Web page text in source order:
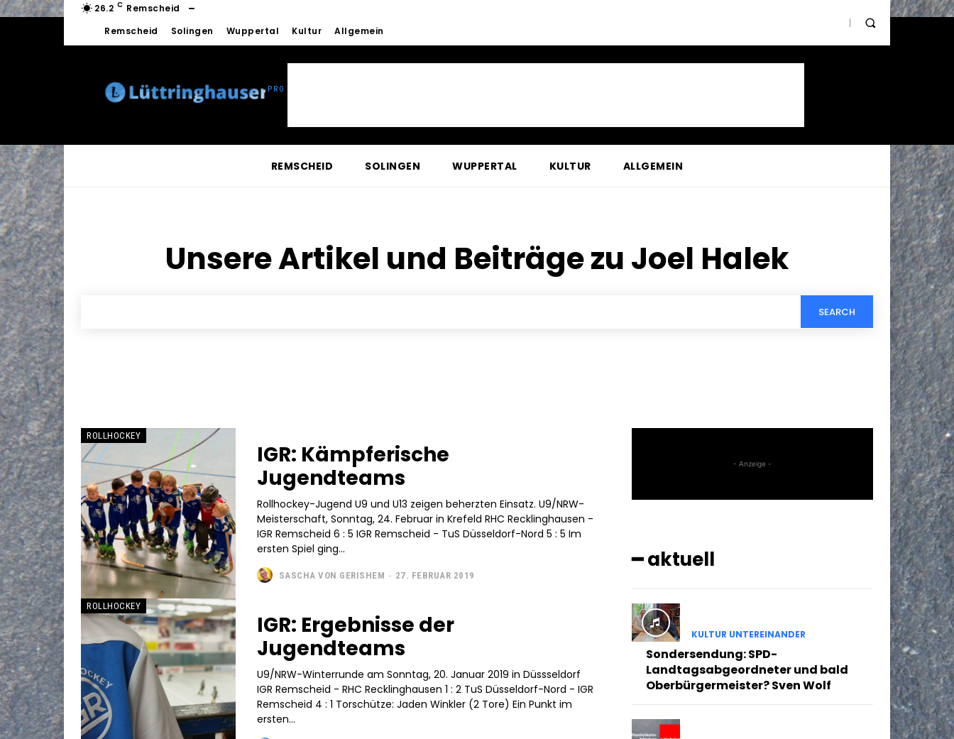
26.2 C Remscheid
Remscheid
Solingen Wuppertal Kultur Allgemein
REMSCHEID SOLINGEN WUPPERTAL KULTUR ALLGEMEIN
Unsere Artikel und Beiträge zu Joel Halek
SEARCH
ROLLHOCKEY
IGR: Kämpferische
Jugendteams
Rollhockey-Jugend U9 und U13 zeigen beherzten Einsatz. U9/NRW-
Meisterschaft, Sonntag, 24. Februar in Krefeld RHC Recklinghausen -
IGR Remscheid 6 : 5 IGR Remscheid - TuS Düsseldorf-Nord 5 : 5 Im
ersten Spiel ging...
SASCHA VON GERISHEM - 27. FEBRUAR 2019
ROLLHOCKEY
IGR: Ergebnisse der
Jugendteams
U9/NRW-Winterrunde am Sonntag, 20. Januar 2019 in Düssseldorf
IGR Remscheid - RHC Recklinghausen 1 : 2 TuS Düsseldorf-Nord - IGR
Remscheid 4 : 1 Torschütze: Jaden Winkler (2 Tore) Ein Punkt im
ersten...
- Anzeige -
━ aktuell
KULTUR UNTEREINANDER
Sondersendung: SPD-
Landtagsabgeordneter und bald
Oberbürgermeister? Sven Wolf